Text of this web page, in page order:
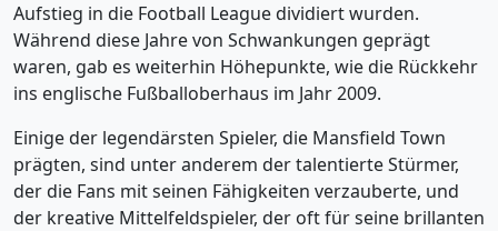
Aufstieg in die Football League dividiert wurden.
Während diese Jahre von Schwankungen geprägt
waren, gab es weiterhin Höhepunkte, wie die Rückkehr
ins englische Fußballoberhaus im Jahr 2009.
Einige der legendärsten Spieler, die Mansfield Town
prägten, sind unter anderem der talentierte Stürmer,
der die Fans mit seinen Fähigkeiten verzauberte, und
der kreative Mittelfeldspieler, der oft für seine brillanten